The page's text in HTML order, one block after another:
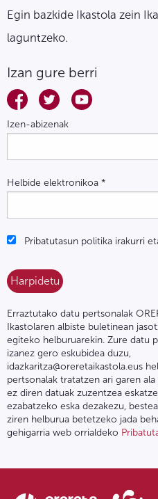
Egin bazkide Ikastola zein
laguntzeko.
Izan gure berri
Izen-abizenak
Helbide elektronikoa *
Pribatutasun politika irakurri
Erraztutako datu pertsonalak
Ikastolaren albiste buletinean
egiteko helburuarekin. Zure datu
izanez gero eskubidea duzu,
idazkaritza@oreretaikastola.eus
pertsonalak tratatzen ari garen
ez diren datuak zuzentzea
ezabatzeko eska dezakezu,
ziren helburua betetzeko jada
gehigarria web orrialdeko